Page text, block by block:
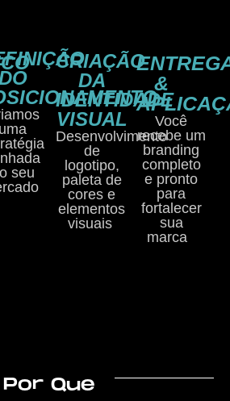
uma
seu
CRIAÇÃO
DA
IDENTIDADE
VISUAL
Desenvolvimento
de
logotipo,
paleta de
cores e
elementos
visuais
&
Você
recebe um
branding
completo
e pronto
para
fortalecer
sua
marca
Por Que